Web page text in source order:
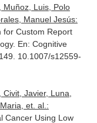
Muñoz, Luis, Polo
Manuel Jesús:
for Custom Report
En: Cognitive
10.1007/s12559-
Javier, Luna,
et. al.:
Cancer Using Low